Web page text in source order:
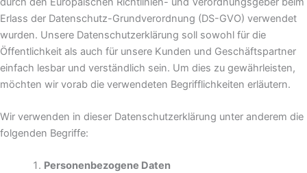
Erlass der Datenschutz-Grundverordnung (DS-GVO) verwendet
wurden. Unsere Datenschutzerklärung soll sowohl für die
Öffentlichkeit als auch für unsere Kunden und Geschäftspartner
einfach lesbar und verständlich sein. Um dies zu gewährleisten,
möchten wir vorab die verwendeten Begrifflichkeiten erläutern.
Wir verwenden in dieser Datenschutzerklärung unter anderem die
folgenden Begriffe:
Personenbezogene Daten